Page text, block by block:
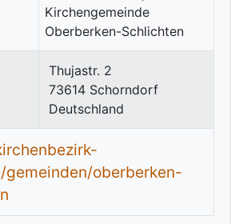
Thujastr. 2
73614 Schorndorf
Deutschland
gemeinden/oberberken-